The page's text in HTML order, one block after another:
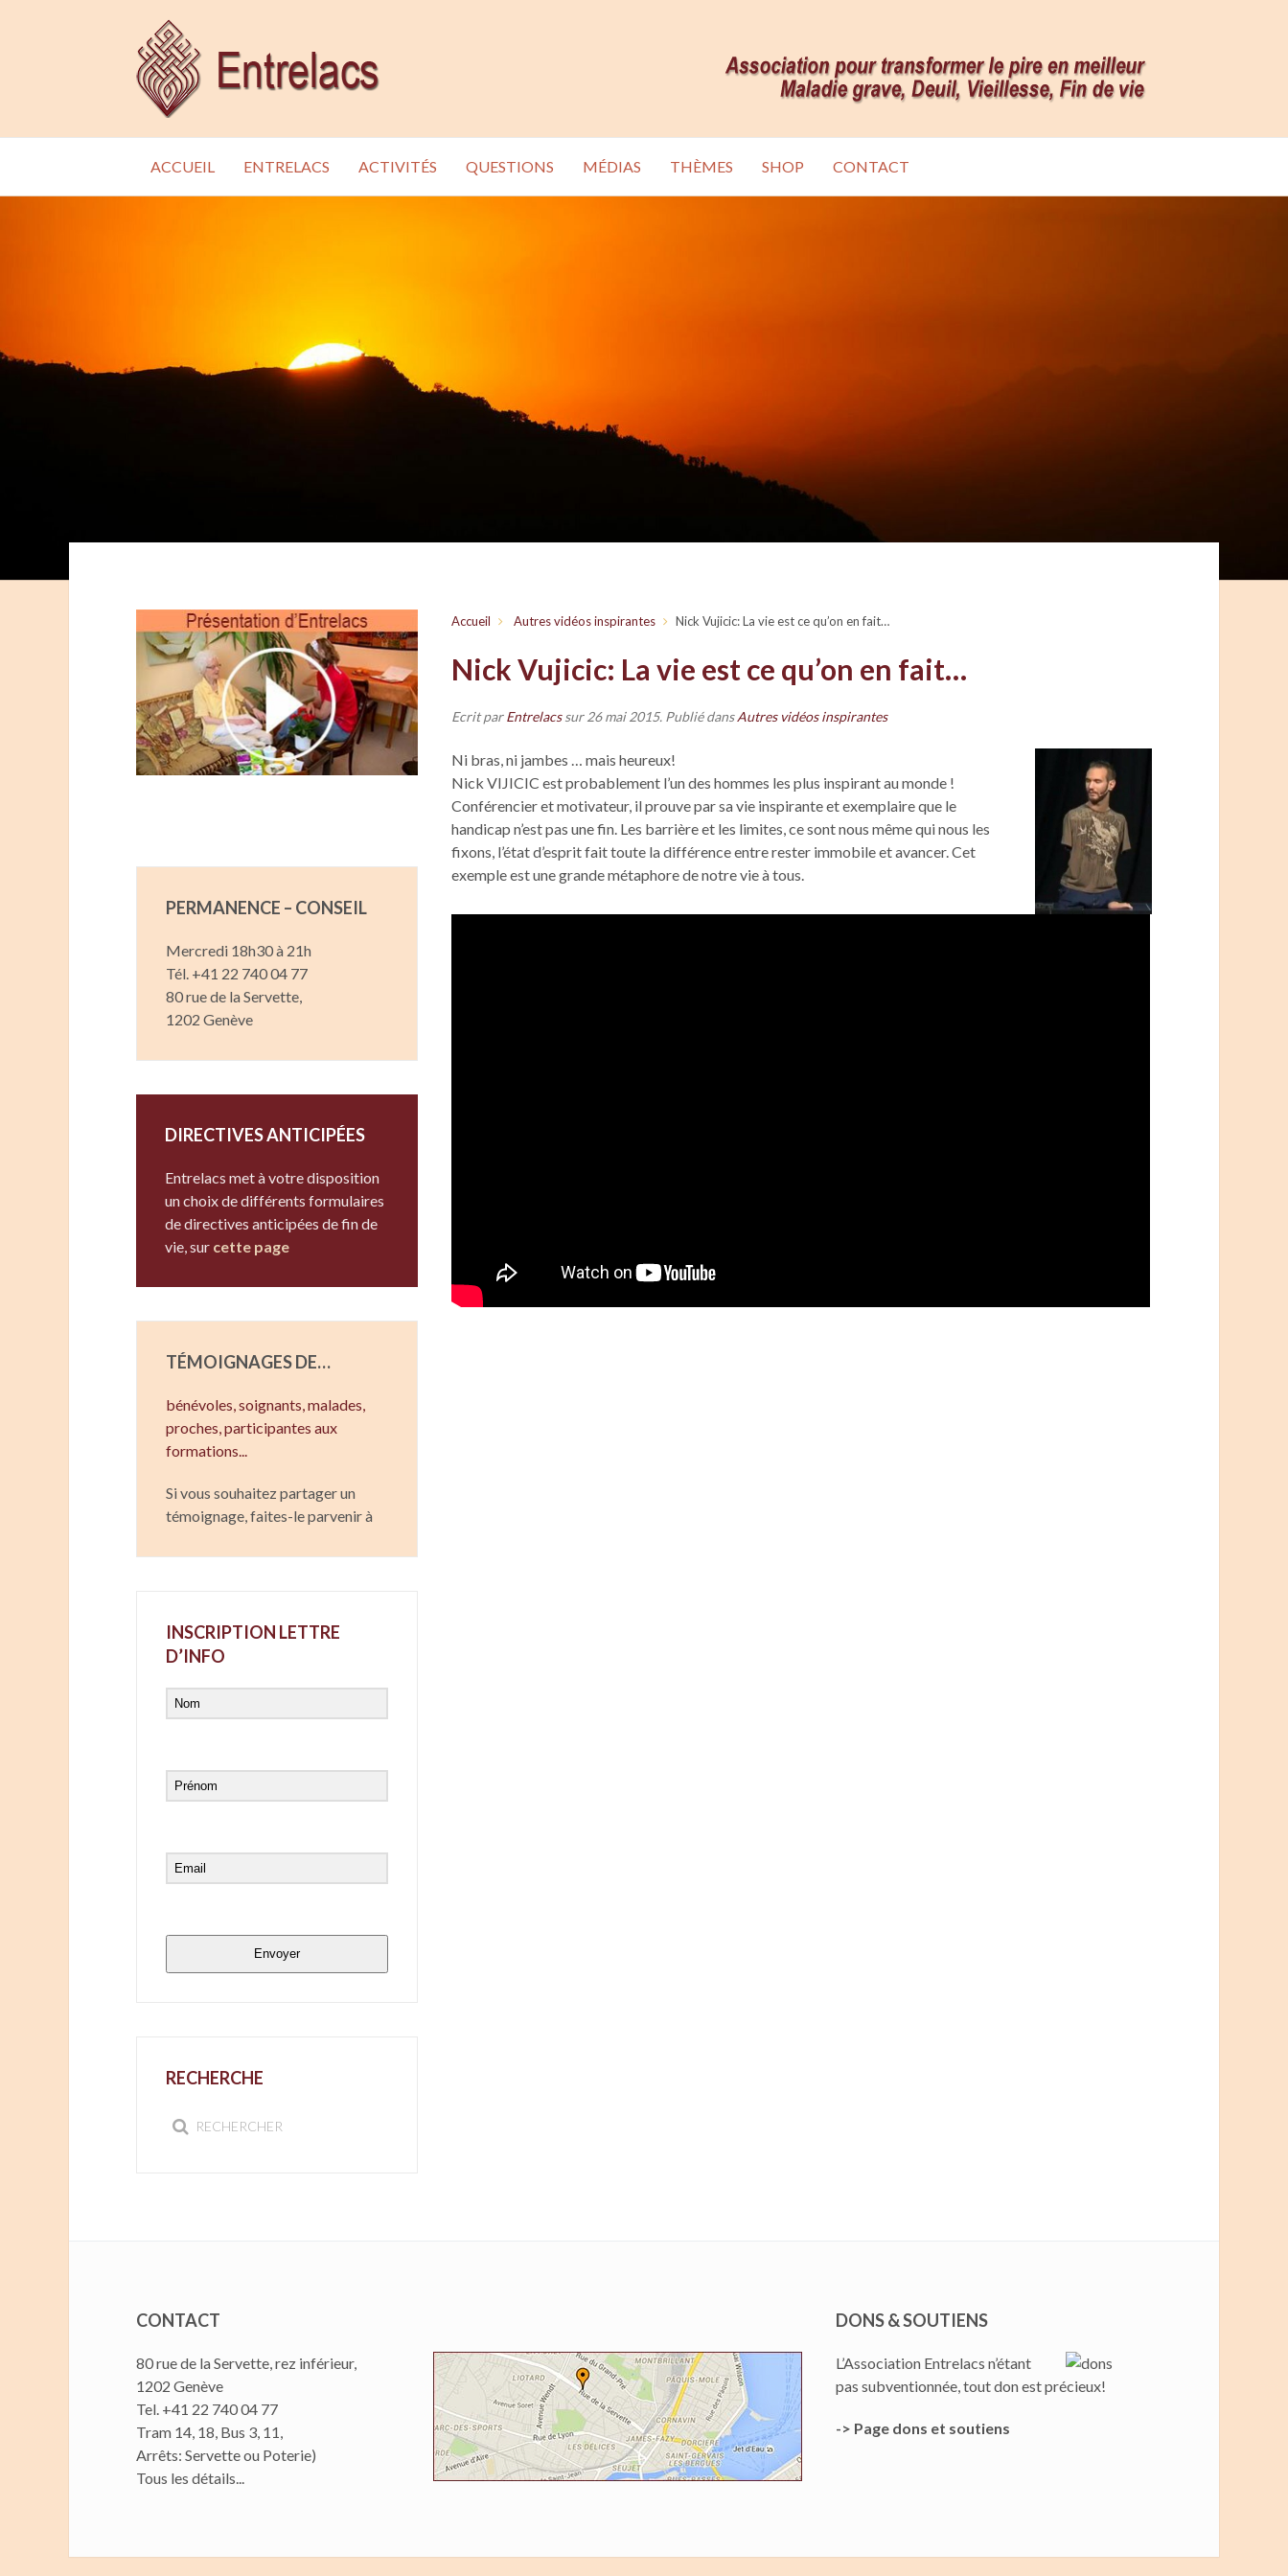
ACCUEIL ENTRELACS ACTIVITÉS QUESTIONS MÉDIAS THÈMES SHOP CONTACT
Accueil Autres vidéos inspirantes Nick Vujicic: La vie est ce qu’on en fait…
Nick Vujicic: La vie est ce qu’on en fait…
Ecrit parEntrelacssur26 mai 2015. Publié dansAutres vidéos inspirantes
Ni bras, ni jambes … mais heureux!
Nick VIJICIC est probablement l’un des hommes les plus inspirant au monde !
Conférencier et motivateur, il prouve par sa vie inspirante et exemplaire que le
handicap n’est pas une fin. Les barrière et les limites, ce sont nous même qui nous les
fixons, l’état d’esprit fait toute la différence entre rester immobile et avancer. Cet
exemple est une grande métaphore de notre vie à tous.
PERMANENCE – CONSEIL
Mercredi 18h30 à 21h
Tél. +41 22 740 04 77
80 rue de la Servette,
1202 Genève
DIRECTIVES ANTICIPÉES
Entrelacs met à votre disposition
un choix de différents formulaires
de directives anticipées de fin de
vie, sur cette page
TÉMOIGNAGES DE…
bénévoles, soignants,malades,
proches,participantes aux
formations...
Si vous souhaitez partager un
témoignage, faites-le parvenir à
INSCRIPTION LETTRE
D’INFO
Envoyer
RECHERCHE
CONTACT
80 rue de la Servette, rez inférieur,
1202 Genève
Tel. +41 22 740 04 77
Tram 14, 18, Bus 3, 11,
Arrêts: Servette ou Poterie)
Tous les détails...
DONS & SOUTIENS
L’Association Entrelacs n’étant
pas subventionnée, tout don est précieux!
-> Page dons et soutiens